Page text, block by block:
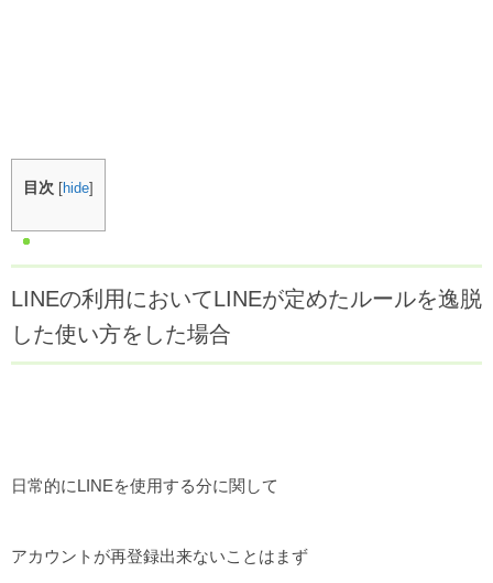
目次 [hide]
LINEの利用においてLINEが定めたルールを逸脱
した使い方をした場合
日常的にLINEを使用する分に関して
アカウントが再登録出来ないことはまず